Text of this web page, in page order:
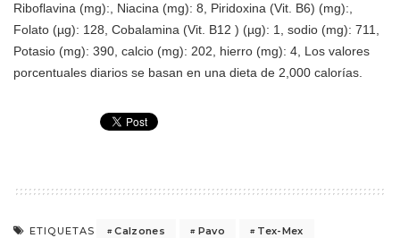
Riboflavina (mg):, Niacina (mg): 8, Piridoxina (Vit. B6) (mg):,
Folato (µg): 128, Cobalamina (Vit. B12 ) (µg): 1, sodio (mg): 711,
Potasio (mg): 390, calcio (mg): 202, hierro (mg): 4, Los valores
porcentuales diarios se basan en una dieta de 2,000 calorías.
ETIQUETAS Calzones Pavo Tex-Mex